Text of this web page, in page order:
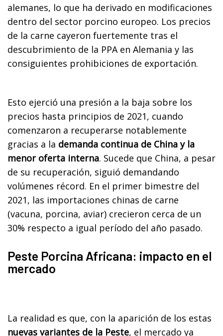
alemanes, lo que ha derivado en modificaciones
dentro del sector porcino europeo. Los precios
de la carne cayeron fuertemente tras el
descubrimiento de la PPA en Alemania y las
consiguientes prohibiciones de exportación.
Esto ejerció una presión a la baja sobre los
precios hasta principios de 2021, cuando
comenzaron a recuperarse notablemente
gracias a la demanda continua de China y la
menor oferta interna. Sucede que China, a pesar
de su recuperación, siguió demandando
volúmenes récord. En el primer bimestre del
2021, las importaciones chinas de carne
(vacuna, porcina, aviar) crecieron cerca de un
30% respecto a igual período del año pasado.
Peste Porcina Africana: impacto en el
mercado
La realidad es que, con la aparición de los estas
nuevas variantes de la Peste, el mercado ya